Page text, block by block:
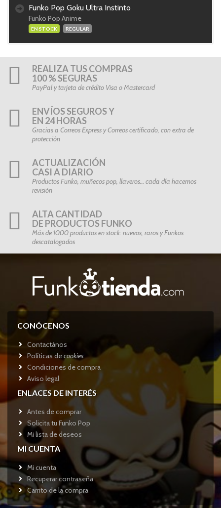
Funko Pop Goku Ultra Instinto
Funko Pop Anime
EN STOCK REGULAR
REALIZA TUS COMPRAS
100 % SEGURAS
PayPal y tarjeta de crédito Visa o Mastercard
ENVÍOS SEGUROS Y
EN 24 HORAS
Gracias a Correos Express y Correos certificado, con extra de
protección
ACTUALIZACIÓN
CASI A DIARIO
Productos Funko, muñecos pop, llaveros… cada día hacemos
revisión
ALTA CANTIDAD
DE PRODUCTOS FUNKO
Más de 1000 productos en stock: nuevos, raros y Funkos
descatalogados
CONÓCENOS
Contactános
Políticas decookies
Condiciones de compra
Aviso legal
ENLACES DE INTERÉS
Antes de comprar
Solicita tu Funko Pop
Mi lista de deseos
MI CUENTA
Mi cuenta
Recuperar contraseña
Carrito de la compra